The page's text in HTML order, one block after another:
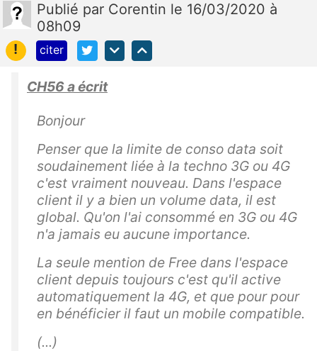
Publié par Corentin le 16/03/2020 à
08h09
!
citer
CH56 a écrit
Bonjour
Penser que la limite de conso data soit
soudainement liée à la techno 3G ou 4G
c'est vraiment nouveau. Dans l'espace
client il y a bien un volume data, il est
global. Qu'on l'ai consommé en 3G ou 4G
n'a jamais eu aucune importance.
La seule mention de Free dans l'espace
client depuis toujours c'est qu'il active
automatiquement la 4G, et que pour pour
en bénéficier il faut un mobile compatible.
(...)